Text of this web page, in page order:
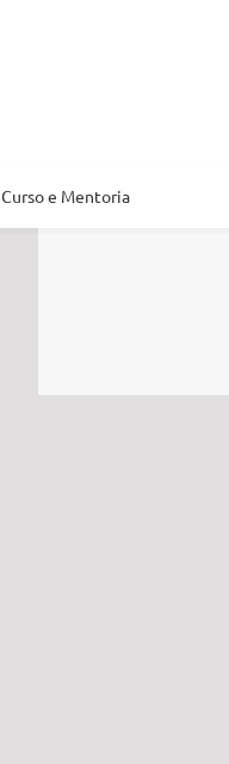
Curso e Mentoria